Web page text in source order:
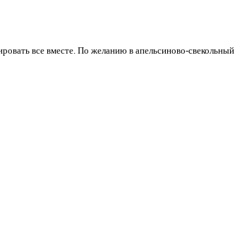
все вместе. По желанию в апельсиново-свекольный